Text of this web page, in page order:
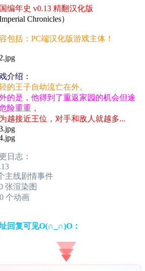
编年史 v0.13 精翻汉化版
Imperial Chronicles）
包括：PC端汉化版游戏主体！
介绍：
的王子自幼流亡在外。
的是，他得到了重返家园的机会但途
险重重，
越接近王位，对手和敌人就越多...
日志：
主线剧情事件
张渲染图
个动画
回复可见O(∩_∩)O：